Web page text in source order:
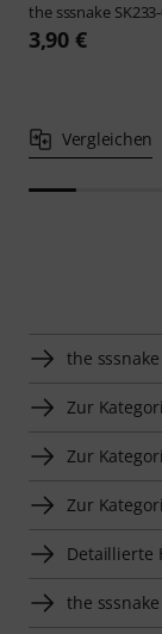
the sssnake
3,90 €
Vergleichen
the
Zur
Zur
Zur
Detaillierte
the